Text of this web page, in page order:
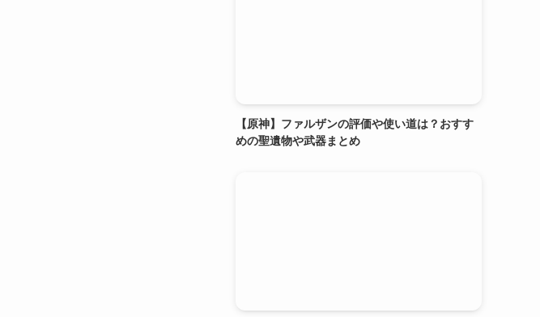
【原神】ファルザンの評価や使い道は？おすす
めの聖遺物や武器まとめ